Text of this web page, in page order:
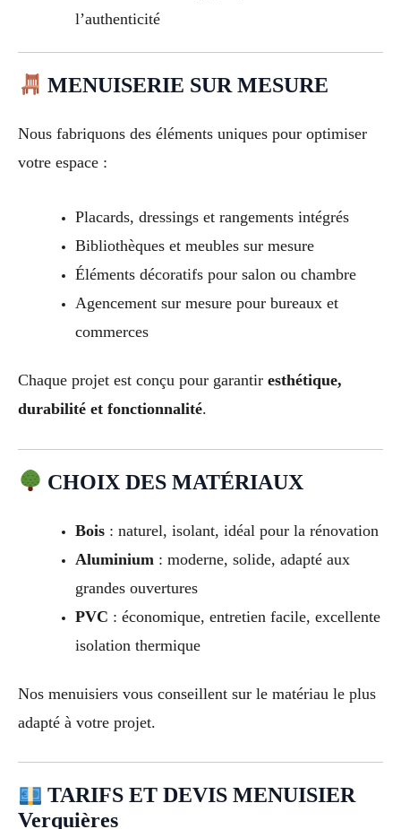
l’authenticité
MENUISERIE SUR MESURE
Nous fabriquons des éléments uniques pour optimiser
votre espace :
Placards, dressings et rangements intégrés
Bibliothèques et meubles sur mesure
Éléments décoratifs pour salon ou chambre
Agencement sur mesure pour bureaux et
commerces
Chaque projet est conçu pour garantir esthétique,
durabilité et fonctionnalité.
CHOIX DES MATÉRIAUX
Bois: naturel, isolant, idéal pour la rénovation
Aluminium : moderne, solide, adapté aux
grandes ouvertures
PVC : économique, entretien facile, excellente
isolation thermique
Nos menuisiers vous conseillent sur le matériau le plus
adapté à votre projet.
TARIFS ET DEVIS MENUISIER
Verquières